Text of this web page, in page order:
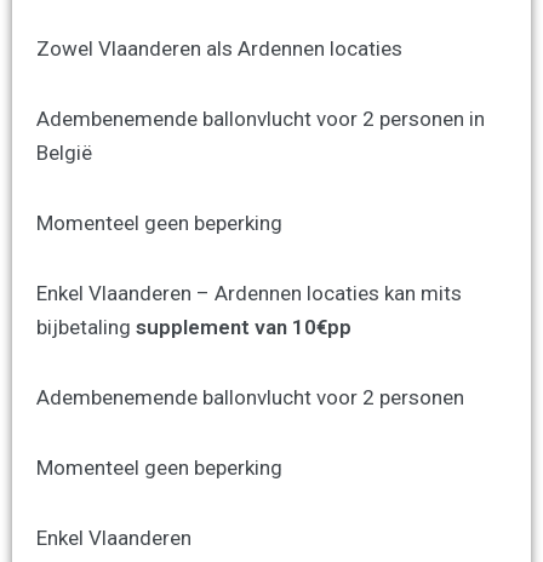
Zowel Vlaanderen als Ardennen locaties
Adembenemende ballonvlucht voor 2 personen in
België
Momenteel geen beperking
Enkel Vlaanderen – Ardennen locaties kan mits
bijbetaling supplement van 10€pp
Adembenemende ballonvlucht voor 2 personen
Momenteel geen beperking
Enkel Vlaanderen